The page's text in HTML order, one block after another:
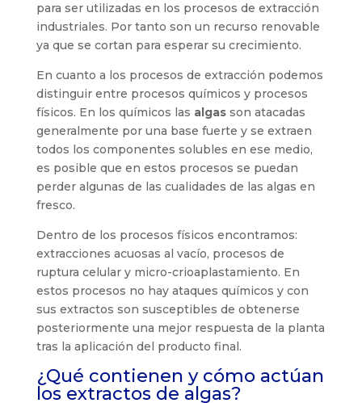
para ser utilizadas en los procesos de extracción
industriales. Por tanto son un recurso renovable
ya que se cortan para esperar su crecimiento.
En cuanto a los procesos de extracción podemos
distinguir entre procesos químicos y procesos
físicos. En los químicos las algasson atacadas
generalmente por una base fuerte y se extraen
todos los componentes solubles en ese medio,
es posible que en estos procesos se puedan
perder algunas de las cualidades de las algas en
fresco.
Dentro de los procesos físicos encontramos:
extracciones acuosas al vacío, procesos de
ruptura celular y micro-crioaplastamiento. En
estos procesos no hay ataques químicos y con
sus extractos son susceptibles de obtenerse
posteriormente una mejor respuesta de la planta
tras la aplicación del producto final.
¿Qué contienen y cómo actúan
los extractos de algas?